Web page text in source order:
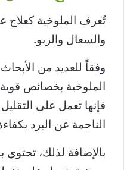
تُعرف الملوخية كعلاج
والسعال والربو.
وفقاً للعديد من
الملوخية بخصائص قوية
فإنها تعمل على
الناجمة عن البرد
بالإضافة لذلك، تحتوي